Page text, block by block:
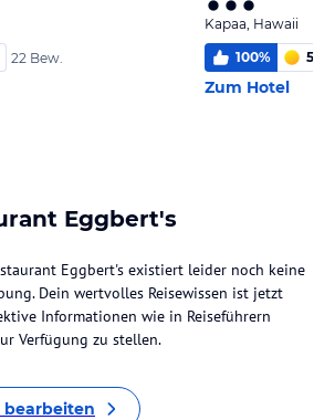
22 Bew.
Kapaa, Hawaii
100% 5,4
Zum Hotel
Eggbert's
Eggbert's existiert leider noch keine
Dein wertvolles Reisewissen ist jetzt
Informationen wie in Reiseführern
Verfügung zu stellen.
bearbeiten